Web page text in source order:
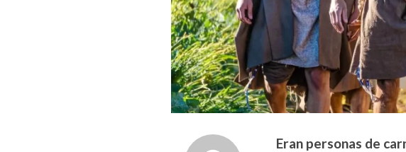
Eran personas de